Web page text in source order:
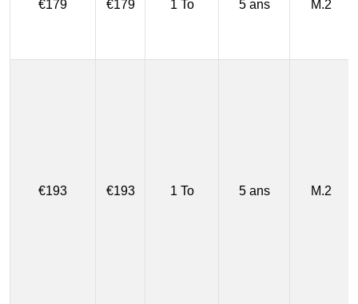
€179 €179 1 To 5 ans M.2
€193 €193 1 To 5 ans M.2